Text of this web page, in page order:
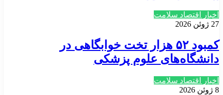
اخبار اقتصاد سلامت
27 ژوئن 2026
کمبود ۵۲ هزار تخت خوابگاهی در
دانشگاه‌های علوم پزشکی
اخبار اقتصاد سلامت
8 ژوئن 2026